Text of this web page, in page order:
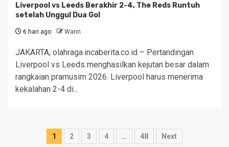
Liverpool vs Leeds Berakhir 2-4, The Reds Runtuh
setelah Unggul Dua Gol
6 hari ago Wann
JAKARTA, olahraga.incaberita.co.id – Pertandingan
Liverpool vs Leeds menghasilkan kejutan besar dalam
rangkaian pramusim 2026. Liverpool harus menerima
kekalahan 2-4 di...
Paginasi
1 2 3 4 … 48 Next